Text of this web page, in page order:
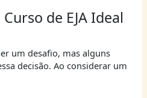
de EJA Ideal
um desafio, mas alguns
decisão. Ao considerar um